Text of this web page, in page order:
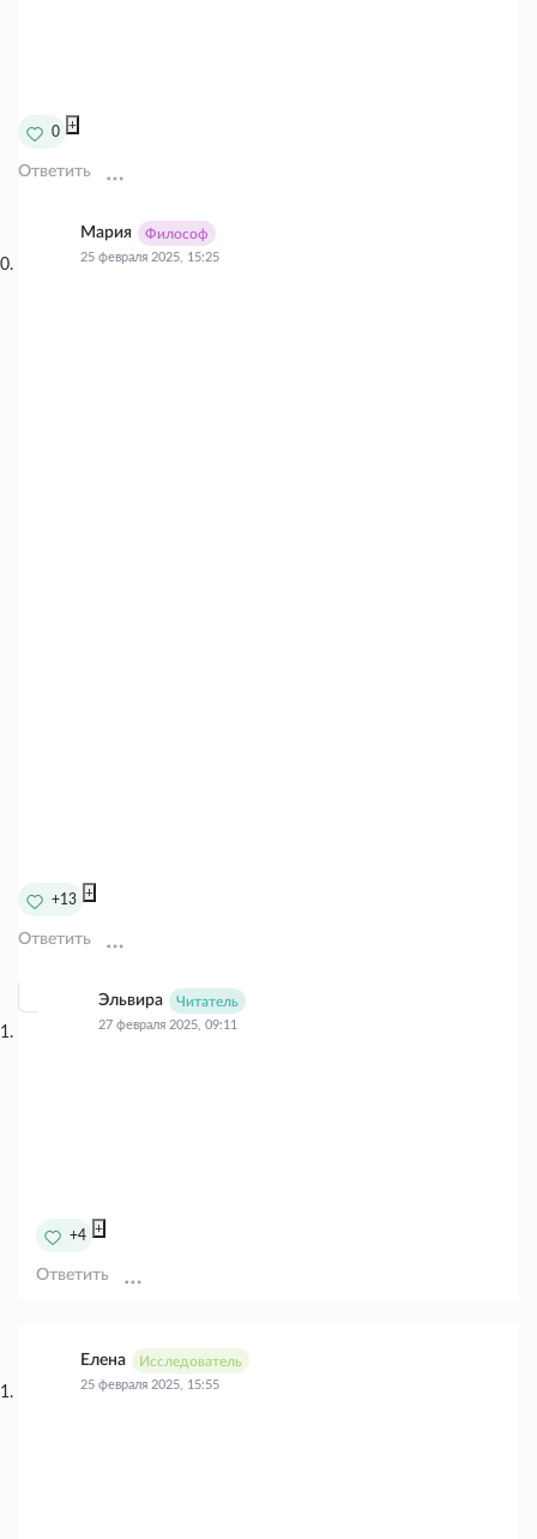
0 +
Ответить
Мария Философ
25 февраля 2025, 15:25
+13 +
Ответить
Эльвира Читатель
27 февраля 2025, 09:11
+4 +
Ответить
Елена Исследователь
25 февраля 2025, 15:55